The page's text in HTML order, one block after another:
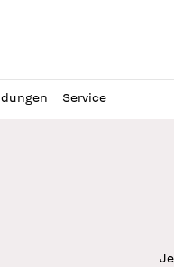
Service